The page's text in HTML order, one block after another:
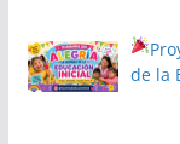
de la